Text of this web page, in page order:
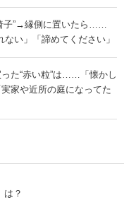
子”→縁側に置いたら……
ない」「諦めてください」
た“赤い粒”は……「懐かし
家や近所の庭になってた
は？